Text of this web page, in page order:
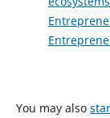
You may also